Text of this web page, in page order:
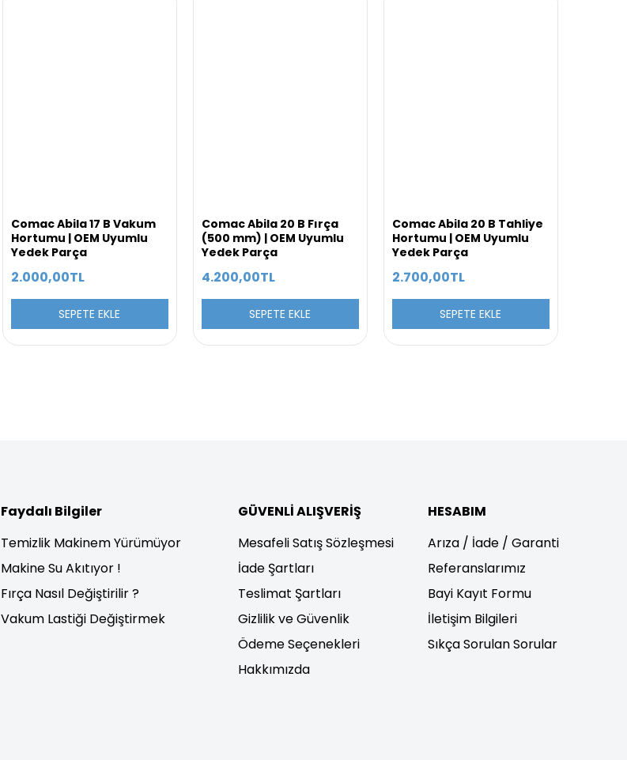
Comac Abila 17 B Vakum
Hortumu | OEM Uyumlu
Yedek Parça
2.000,00TL
SEPETE EKLE
Comac Abila 20 B Fırça
(500 mm) | OEM Uyumlu
Yedek Parça
4.200,00TL
SEPETE EKLE
Comac Abila 20 B Tahliye
Hortumu | OEM Uyumlu
Yedek Parça
2.700,00TL
SEPETE EKLE
Faydalı Bilgiler
Temizlik Makinem Yürümüyor
Makine Su Akıtıyor !
Fırça Nasıl Değiştirilir ?
Vakum Lastiği Değiştirmek
GÜVENLİ ALIŞVERİŞ
Mesafeli Satış Sözleşmesi
İade Şartları
Teslimat Şartları
Gizlilik ve Güvenlik
Ödeme Seçenekleri
Hakkımızda
HESABIM
Arıza / İade / Garanti
Referanslarımız
Bayi Kayıt Formu
İletişim Bilgileri
Sıkça Sorulan Sorular